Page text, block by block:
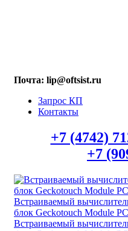
Почта: lip@oftsist.ru
Запрос КП
Контакты
+7 (4742)
+7